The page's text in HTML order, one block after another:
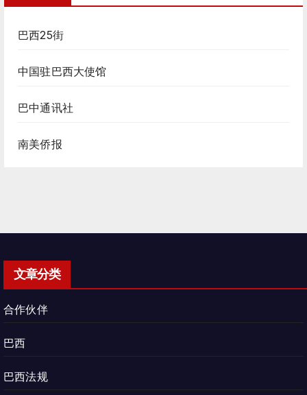
巴西25街
中国驻巴西大使馆
巴中通讯社
南美侨报
文章分类
合作伙伴
巴西
巴西法规